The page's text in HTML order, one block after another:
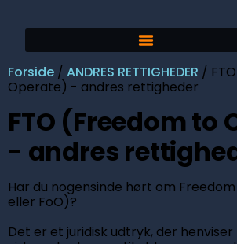
Forside / ANDRES RETTIGHEDER /
Operate) - andres rettigheder
FTO (Freedom to
- andres
Har du nogensinde hørt om
eller FoO)?
Det er et juridisk udtryk, der henviser